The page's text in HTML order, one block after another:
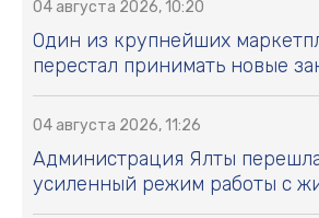
04 августа 2026, 10:20
Один из крупнейших
перестал принимать новые
04 августа 2026, 11:26
Администрация Ялты
усиленный режим работы с